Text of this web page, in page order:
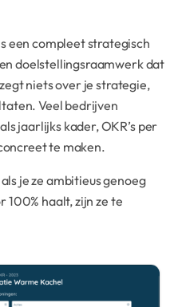
een compleet strategisch
doelstellingsraamwerk dat
niets over je strategie,
Veel bedrijven
jaarlijks kader, OKR’s per
te maken.
je ze ambitieus genoeg
100% haalt, zijn ze te